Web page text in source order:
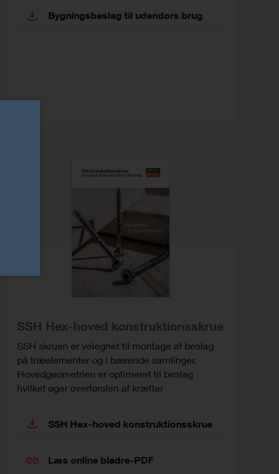
Bygningsbeslag til udendørs brug
SSH Hex-hoved konstruktionsskrue
SSH skruen er velegnet til montage af beslag
på træelementer og i bærende samlinger.
Hovedgeometrien er optimeret til beslag
hvilket øger overførslen af kræfter
SSH Hex-hoved konstruktionsskrue
Læs online bladre-PDF